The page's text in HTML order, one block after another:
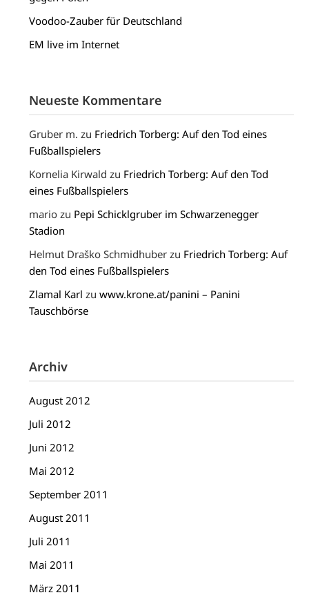
Voodoo-Zauber für Deutschland
EM live im Internet
Neueste Kommentare
Gruber m. zu Friedrich Torberg: Auf den Tod eines
Fußballspielers
Kornelia Kirwald zu Friedrich Torberg: Auf den Tod
eines Fußballspielers
mario zu Pepi Schicklgruber im Schwarzenegger
Stadion
Helmut Draško Schmidhuber zu Friedrich Torberg: Auf
den Tod eines Fußballspielers
Zlamal Karl zuwww.krone.at/panini – Panini
Tauschbörse
Archiv
August 2012
Juli 2012
Juni 2012
Mai 2012
September 2011
August 2011
Juli 2011
Mai 2011
März 2011